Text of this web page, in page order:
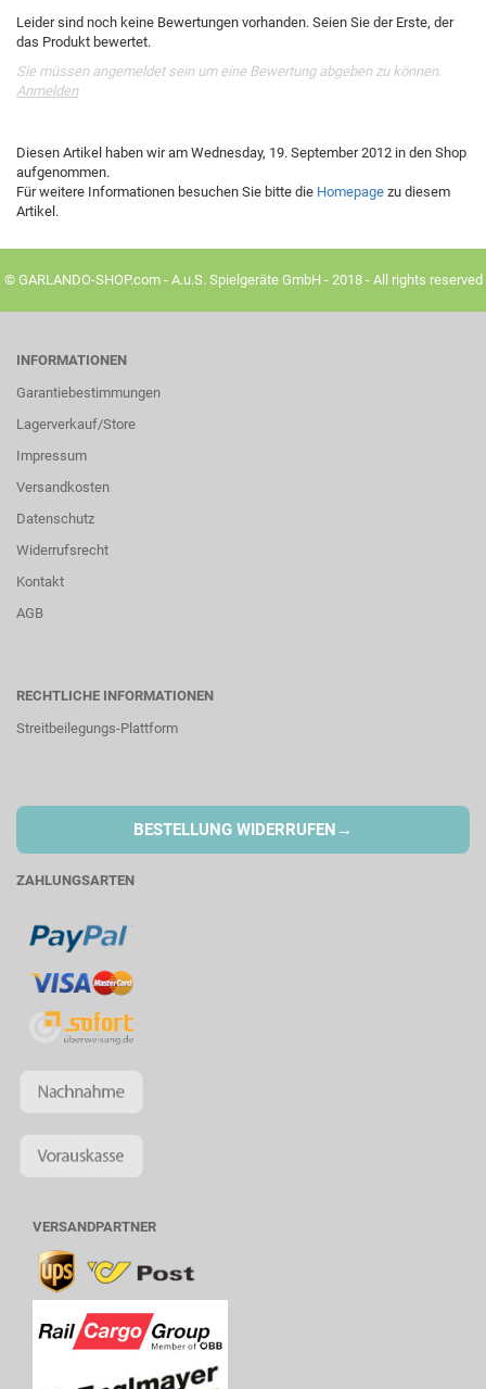
Leider sind noch keine Bewertungen vorhanden. Seien Sie der Erste, der
das Produkt bewertet.
Sie müssen angemeldet sein um eine Bewertung abgeben zu können.
Anmelden
Diesen Artikel haben wir am Wednesday, 19. September 2012 in den Shop
aufgenommen.
Für weitere Informationen besuchen Sie bitte die Homepage zu diesem
Artikel.
© GARLANDO-SHOP.com - A.u.S. Spielgeräte GmbH - 2018 - All rights reserved
INFORMATIONEN
Garantiebestimmungen
Lagerverkauf/Store
Impressum
Versandkosten
Datenschutz
Widerrufsrecht
Kontakt
AGB
RECHTLICHE INFORMATIONEN
Streitbeilegungs-Plattform
BESTELLUNG WIDERRUFEN →
ZAHLUNGSARTEN
VERSANDPARTNER